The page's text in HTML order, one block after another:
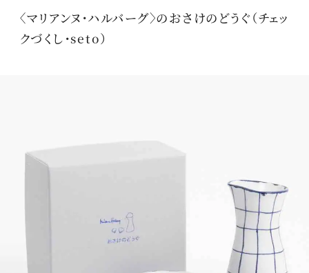
〈マリアンヌ・ハルバーグ〉のおさけのどうぐ（チェッ
クづくし・seto）